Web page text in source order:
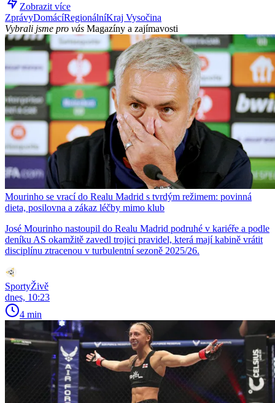
Zobrazit více
ZprávyDomácíRegionálníKraj Vysočina
Vybrali jsme pro vás Magazíny a zajímavosti
Mourinho se vrací do Realu Madrid s tvrdým režimem: povinná
dieta, posilovna a zákaz léčby mimo klub
José Mourinho nastoupil do Realu Madrid podruhé v kariéře a podle
deníku AS okamžitě zavedl trojici pravidel, která mají kabině vrátit
disciplínu ztracenou v turbulentní sezoně 2025/26.
SportyŽivě
dnes, 10:23
4 min